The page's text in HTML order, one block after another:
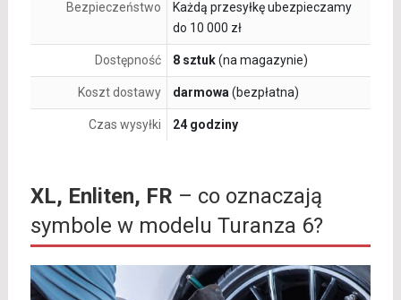
Bezpieczeństwo
Każdą przesyłkę ubezpieczamy
do 10 000 zł
Dostępność 8 sztuk(na magazynie)
Koszt dostawy darmowa (bezpłatna)
Czas wysyłki 24 godziny
XL, Enliten, FR – co oznaczają
symbole w modelu Turanza 6?